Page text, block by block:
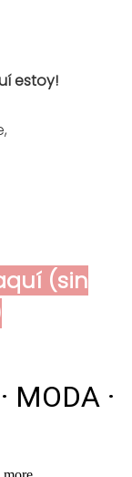
estoy!
(sin